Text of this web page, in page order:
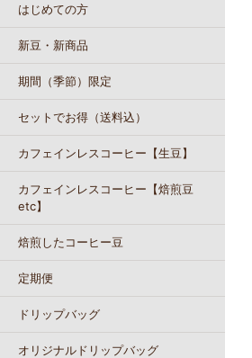
はじめての方
新豆・新商品
期間（季節）限定
セットでお得（送料込）
カフェインレスコーヒー【生豆】
カフェインレスコーヒー【焙煎豆
etc】
焙煎したコーヒー豆
定期便
ドリップバッグ
オリジナルドリップバッグ